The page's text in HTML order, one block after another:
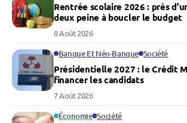
Rentrée scolaire 2026 : près
deux peine à boucler le budget
8 Août 2026
Banque Et Néo-Banque Société
Présidentielle 2027 : le Crédit
financer les candidats
7 Août 2026
Économie Société